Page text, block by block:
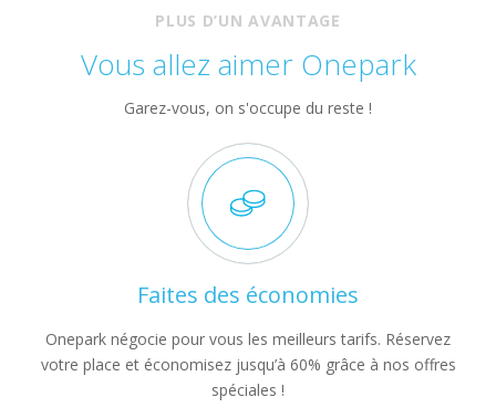
PLUS D’UN AVANTAGE
Vous allez aimer Onepark
Garez-vous, on s'occupe du reste !
Faites des économies
Onepark négocie pour vous les meilleurs tarifs. Réservez
votre place et économisez jusqu’à 60% grâce à nos offres
spéciales !